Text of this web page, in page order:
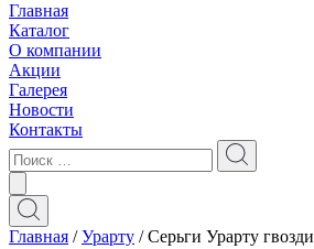
Главная
Каталог
О компании
Акции
Галерея
Новости
Контакты
Главная /Урарту / Серьги Урарту гвозди